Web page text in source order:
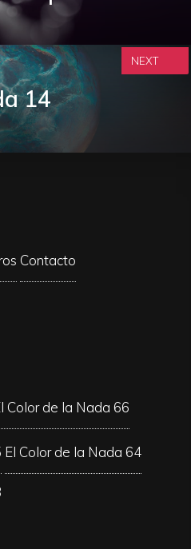
14
NEXT
Contacto
Color de la Nada 66
El Color de la Nada 64